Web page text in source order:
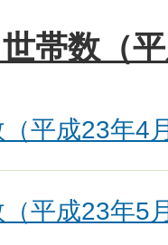
帯数（
平成23年4
平成23年5